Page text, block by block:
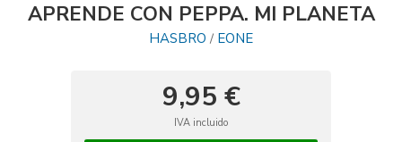
APRENDE CON PEPPA. MI PLANETA
HASBRO / EONE
9,95 €
IVA incluido